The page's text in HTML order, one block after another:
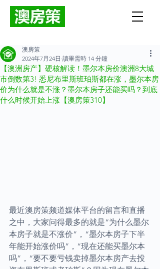
【澳洲房产】硬核解读！墨尔本房价澳洲8大城
市倒数第3! 悉尼布里斯班珀斯都在涨，墨尔本房
价为什么就是不涨？墨尔本房子还能买吗？到底
什么时候开始上涨【澳房策310】
澳房策
2024年7月24日 讀畢需時 14 分鐘
最近澳房策频道媒体平台的留言和直播
之中，大家问得最多的就是“为什么墨尔
本房子就是不涨价”，“墨尔本房子下半
年能开始涨价吗”，“现在还能买墨尔本
吗”，“要不要亏钱卖掉墨尔本房产去投